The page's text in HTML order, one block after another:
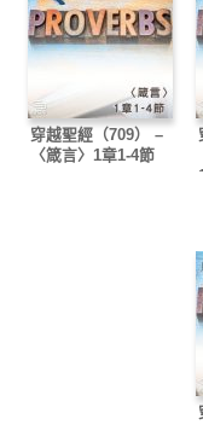
穿越聖經（709） –
〈箴言〉1章1-4節